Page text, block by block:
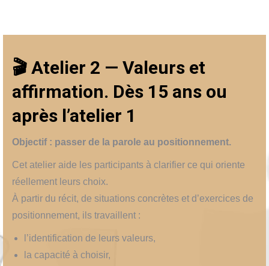
🎬 Atelier 2 — Valeurs et
affirmation. Dès 15 ans ou
après l’atelier 1
Objectif : passer de la parole au positionnement.
Cet atelier aide les participants à clarifier ce qui oriente
réellement leurs choix.
À partir du récit, de situations concrètes et d’exercices de
positionnement, ils travaillent :
l’identification de leurs valeurs,
la capacité à choisir,